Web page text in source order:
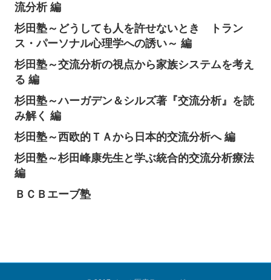
流分析 編
杉田塾～どうしても人を許せないとき トラン
ス・パーソナル心理学への誘い～ 編
杉田塾～交流分析の視点から家族システムを考え
る 編
杉田塾～ハーガデン＆シルズ著『交流分析』を読
み解く 編
杉田塾～西欧的ＴＡから日本的交流分析へ 編
杉田塾～杉田峰康先生と学ぶ統合的交流分析療法
編
ＢＣＢエーブ塾